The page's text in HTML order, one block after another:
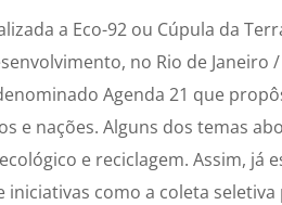
a Eco-92 ou Cúpula da
no Rio de
Agenda 21 que
e nações. Alguns dos temas
e reciclagem. Assim, já
iniciativas como a coleta